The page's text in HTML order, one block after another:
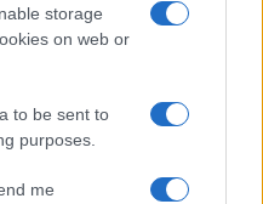
storage
on web or
to be sent to
purposes.
me